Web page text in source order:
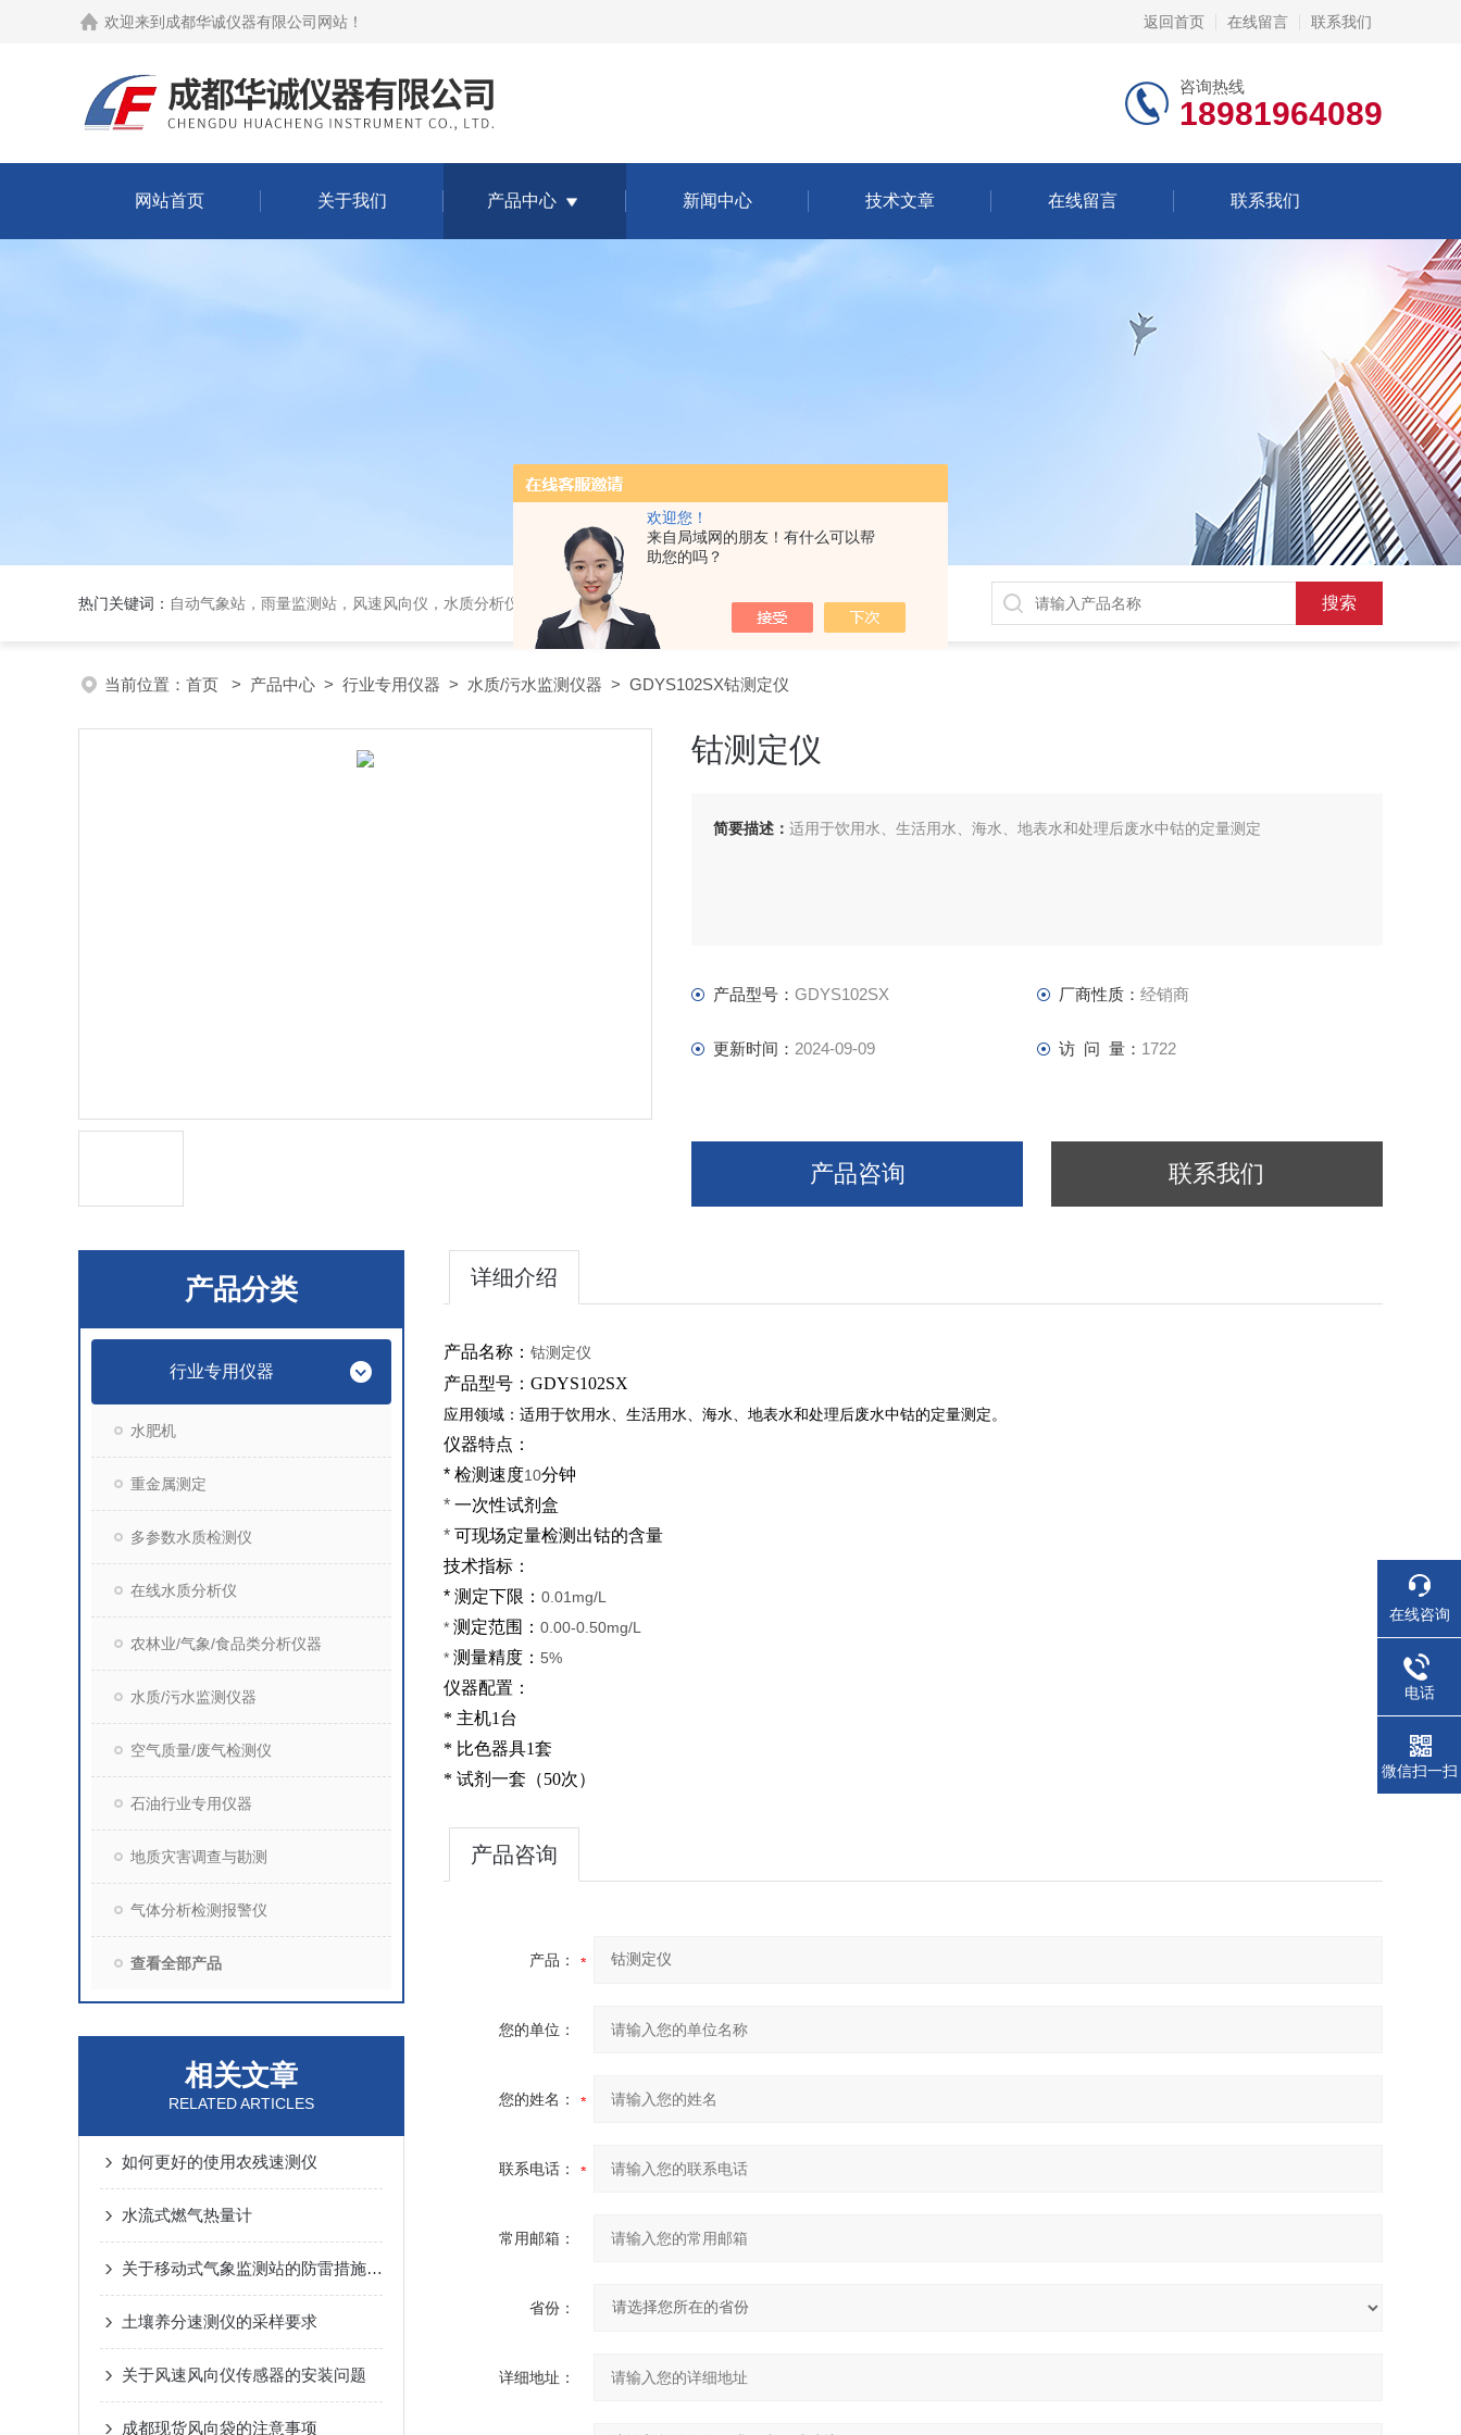
欢迎您！
来自局域网的朋友！有什么可以帮
助您的吗？
欢迎来到 成都华诚仪器有限公司网站 ！ 返回首页 在线留言 联系我们
咨询热线
18981964089
网站首页 关于我们 产品中心 新闻中心 技术文章 在线留言 联系我们
热门关键词： 自动气象站，雨量监测站，风速风向仪，水质分析仪，气体分析报警器，
当前位置： 首页 > 产品中心 > 行业专用仪器 > 水质/污水监测仪器 > GDYS102SX钴测定仪
钴测定仪
简要描述： 适用于饮用水、生活用水、海水、地表水和处理后废水中钴的定量测定
产品型号： GDYS102SX 厂商性质： 经销商
更新时间： 2024-09-09 访 问 量： 1722
产品咨询 联系我们
产品分类
行业专用仪器
水肥机
重金属测定
多参数水质检测仪
在线水质分析仪
农林业/气象/食品类分析仪器
水质/污水监测仪器
空气质量/废气检测仪
石油行业专用仪器
地质灾害调查与勘测
气体分析检测报警仪
查看全部产品
相关文章
RELATED ARTICLES
如何更好的使用农残速测仪
水流式燃气热量计
关于移动式气象监测站的防雷措施，赶紧来学习下吧！
土壤养分速测仪的采样要求
关于风速风向仪传感器的安装问题
成都现货风向袋的注意事项
详细介绍
产品名称： 钴测定仪
产品型号： GDYS102SX
应用领域： 适用于饮用水、生活用水、海水、地表水和处理后废水中钴的定量测定。
仪器特点：
* 检测速度10分钟
* 一次性试剂盒
* 可现场定量检测出钴的含量
技术指标：
* 测定下限： 0.01mg/L
* 测定范围： 0.00-0.50mg/L
* 测量精度： 5%
仪器配置：
* 主机1 台
* 比色器具1套
* 试剂一套（50次）
产品咨询
产品：
您的单位：
您的姓名：
联系电话：
常用邮箱：
省份：
详细地址：
在线咨询
电话
微信扫一扫